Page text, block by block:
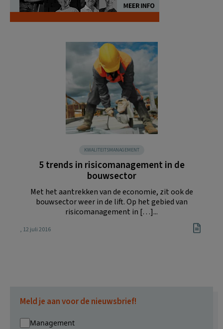
KWALITEITSMANAGEMENT
5 trends in risicomanagement in de
bouwsector
Met het aantrekken van de economie, zit ook de
bouwsector weer in de lift. Op het gebied van
risicomanagement in […]...
, 12 juli 2016
Meld je aan voor de nieuwsbrief!
Management